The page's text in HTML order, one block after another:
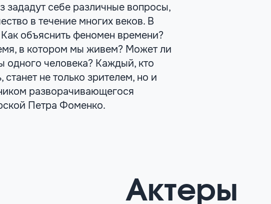
зададут себе различные вопросы,
в течение многих веков. В
объяснить феномен времени?
в котором мы живем? Может ли
одного человека? Каждый, кто
станет не только зрителем, но и
разворачивающегося
Петра Фоменко.
Актеры